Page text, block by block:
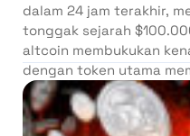
dalam 24 jam terakhir,
tonggak sejarah
altcoin membukukan
dengan token utama